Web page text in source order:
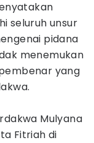
seluruh unsur
pidana
menemukan
yang
Mulyana
Fitriah di